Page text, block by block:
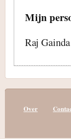
Mijn
Raj
Over